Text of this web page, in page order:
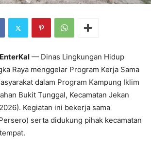
— Dinas Lingkungan Hidup
Raya menggelar Program Kerja Sama
dalam Program Kampung Iklim
Bukit Tunggal, Kecamatan Jekan
Kegiatan ini bekerja sama
serta didukung pihak kecamatan